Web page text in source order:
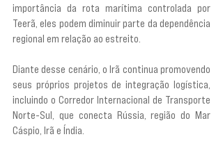
importância da rota marítima controlada por
Teerã, eles podem diminuir parte da dependência
regional em relação ao estreito.
Diante desse cenário, o Irã continua promovendo
seus próprios projetos de integração logística,
incluindo o Corredor Internacional de Transporte
Norte-Sul, que conecta Rússia, região do Mar
Cáspio, Irã e Índia.